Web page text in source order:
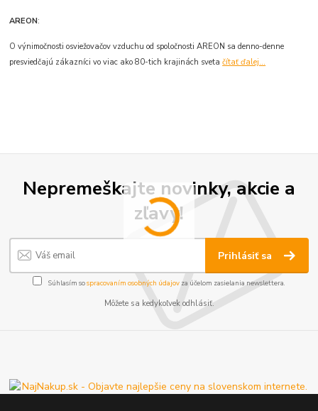
AREON:
O výnimočnosti osviežovačov vzduchu od spoločnosti AREON sa denno-denne
presviedčajú zákazníci vo viac ako 80-tich krajinách svetačítať ďalej...
Nepremeškajte novinky, akcie a
zľavy!
Prihlásiť sa
Súhlasím sospracovaním osobných údajov za účelom zasielania newslettera.
Môžete sa kedykoľvek odhlásiť.